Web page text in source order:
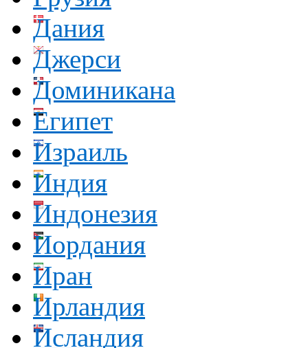
Дания
Джерси
Доминикана
Египет
Израиль
Индия
Индонезия
Иордания
Иран
Ирландия
Исландия